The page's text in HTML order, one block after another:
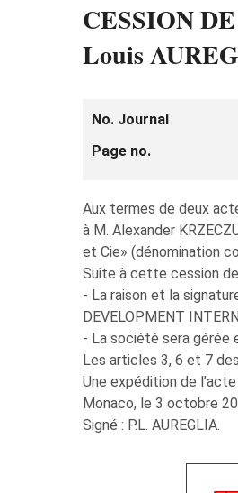
CESSION
Louis
No. Journal
Page no.
Aux termes de deux
à M. Alexander
et Cie» (dénomination
Suite à cette cession
- La raison et la
DEVELOPMENT
- La société sera gérée
Les articles 3, 6 et 7
Une expédition de
Monaco, le 3 octobre
Signé : P.L. AUREGLIA.